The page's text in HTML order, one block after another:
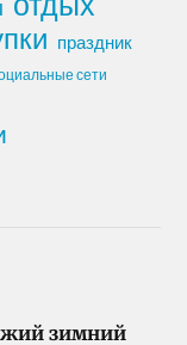
праздник
сети
зимний